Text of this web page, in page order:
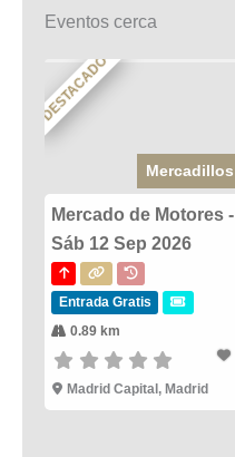
Eventos cerca
DESTACADO
Mercadillos
Mercado de Motores -
Sáb 12 Sep 2026
Entrada Gratis
0.89 km
Madrid Capital, Madrid